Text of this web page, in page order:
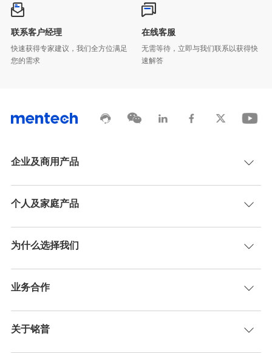
联系客户经理
您的需求
在线客服
速解答
企业及商用产品
个人及家庭产品
为什么选择我们
业务合作
关于铭普